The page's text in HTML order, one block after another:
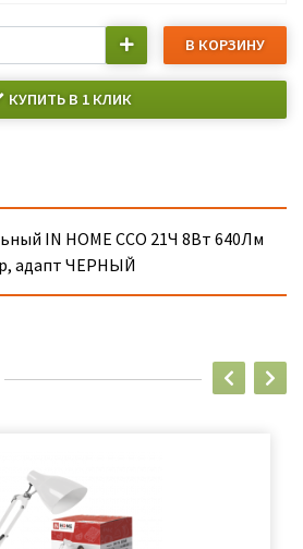
В КОРЗИНУ
КУПИТЬ В 1 КЛИК
IN HOME ССО 21Ч 8Вт 640Лм
адапт ЧЕРНЫЙ